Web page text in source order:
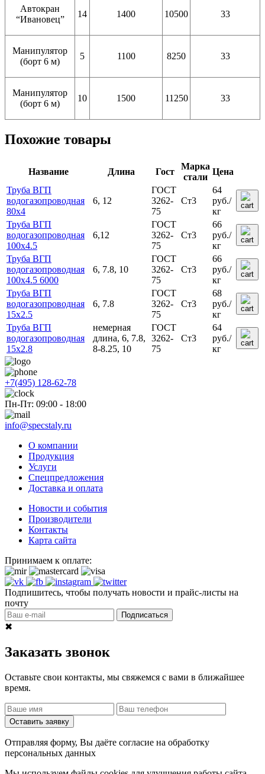
Автокран
“Ивановец”
14 1400 10500 33
Манипулятор
(борт 6 м)
5 1100 8250 33
Манипулятор
(борт 6 м)
10 1500 11250 33
Похожие товары
Название Длина Гост
Марка
стали
Цена
Труба ВГП
водогазопроводная
80х4
6, 12
ГОСТ
3262-
75
Ст3
64
руб./
кг
Труба ВГП
водогазопроводная
100х4.5
6,12
ГОСТ
3262-
75
Ст3
66
руб./
кг
Труба ВГП
водогазопроводная
100x4.5 6000
6, 7.8, 10
ГОСТ
3262-
75
Ст3
66
руб./
кг
Труба ВГП
водогазопроводная
15х2.5
6, 7.8
ГОСТ
3262-
75
Ст3
68
руб./
кг
Труба ВГП
водогазопроводная
15х2.8
немерная
длина, 6, 7.8,
8-8.25, 10
ГОСТ
3262-
75
Ст3
64
руб./
кг
+7(495) 128-62-78
Пн-Пт: 09:00 - 18:00
info@specstaly.ru
О компании
Продукция
Услуги
Спецпредложения
Доставка и оплата
Новости и события
Производители
Контакты
Карта сайта
Принимаем к оплате:
Подпишитесь, чтобы получать новости и прайс-листы на
почту
Подписаться
✖
Заказать звонок
Оставьте свои контакты, мы свяжемся с вами в ближайшее
время.
Оставить заявку
Отправляя форму, Вы даёте согласие на обработку
персональных данных